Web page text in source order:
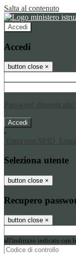
Salta al contenuto
Accedi
Accedi
button close ×
Password dimenticata?
-
Entra con SPID
Seleziona utente
button close ×
Recupero
button close ×
all'indirizzo indicato con